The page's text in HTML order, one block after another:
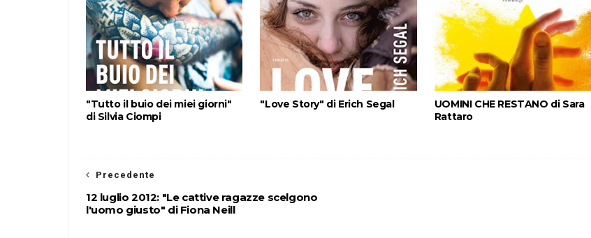
"Tutto il buio dei miei giorni"
di Silvia Ciompi
"Love Story" di Erich Segal
UOMINI CHE RESTANO di Sara
Rattaro
Precedente
12 luglio 2012: "Le cattive ragazze scelgono
l'uomo giusto" di Fiona Neill